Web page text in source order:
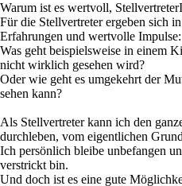
Warum ist es wertvoll,
Für die Stellvertreter ergeben sich
Erfahrungen und wertvolle Impulse:
Was geht beispielsweise in einem
nicht wirklich gesehen wird?
Oder wie geht es umgekehrt der
sehen kann?
Als Stellvertreter kann ich den
durchleben, vom eigentlichen
Ich persönlich bleibe unbefangen
verstrickt bin.
Und doch ist es eine gute